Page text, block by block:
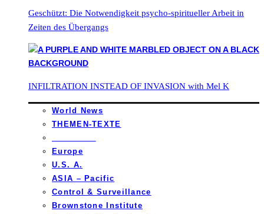
Geschützt: Die Notwendigkeit psycho-spiritueller Arbeit in
Zeiten des Übergangs
INFILTRATION INSTEAD OF INVASION with Mel K
World News
THEMEN-TEXTE
Europe
U.S. A.
ASIA – Pacific
Control & Surveillance
Brownstone Institute